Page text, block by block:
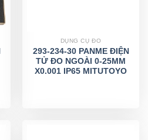
DỤNG CỤ ĐO
293-234-30 PANME ĐIỆN
TỬ ĐO NGOÀI 0-25MM
X0.001 IP65 MITUTOYO